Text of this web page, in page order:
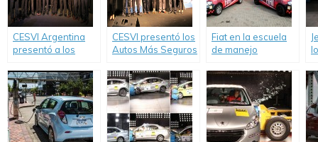
CESVI Argentina
presentó a los
de 2012.
CESVI presentó los
Autos Más Seguros
Fiat en la escuela
de manejo
Experience”.